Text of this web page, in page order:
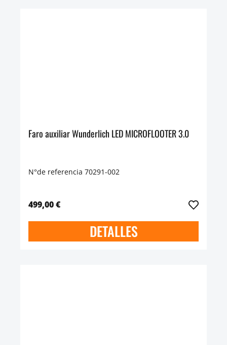
Faro auxiliar Wunderlich LED MICROFLOOTER 3.0
N°de referencia 70291-002
499,00 €
DETALLES